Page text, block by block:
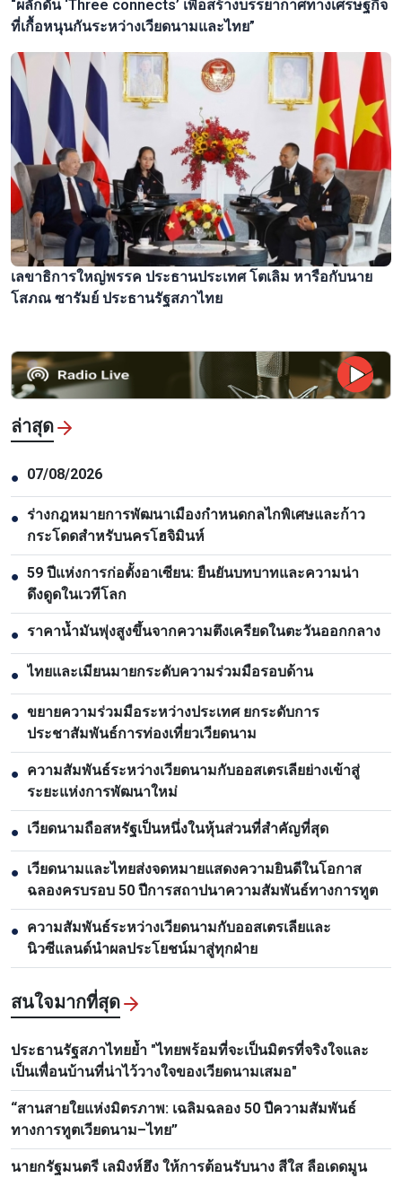
“ผลักดัน ‘Three connects’ เพื่อสร้างบรรยากาศทางเศรษฐกิจ
ที่เกื้อหนุนกันระหว่างเวียดนามและไทย”
เลขาธิการใหญ่พรรค ประธานประเทศ โตเลิม หารือกับนาย
โสภณ ซารัมย์ ประธานรัฐสภาไทย
ล่าสุด
● 07/08/2026
● ร่างกฎหมายการพัฒนาเมืองกำหนดกลไกพิเศษและก้าว
กระโดดสำหรับนครโฮจิมินห์
● 59 ปีแห่งการก่อตั้งอาเซียน: ยืนยันบทบาทและความน่า
ดึงดูดในเวทีโลก
● ราคาน้ำมันพุ่งสูงขึ้นจากความตึงเครียดในตะวันออกกลาง
● ไทยและเมียนมายกระดับความร่วมมือรอบด้าน
● ขยายความร่วมมือระหว่างประเทศ ยกระดับการ
ประชาสัมพันธ์การท่องเที่ยวเวียดนาม
● ความสัมพันธ์ระหว่างเวียดนามกับออสเตรเลียย่างเข้าสู่
ระยะแห่งการพัฒนาใหม่
● เวียดนามถือสหรัฐเป็นหนึ่งในหุ้นส่วนที่สำคัญที่สุด
● เวียดนามและไทยส่งจดหมายแสดงความยินดีในโอกาส
ฉลองครบรอบ 50 ปีการสถาปนาความสัมพันธ์ทางการทูต
● ความสัมพันธ์ระหว่างเวียดนามกับออสเตรเลียและ
นิวซีแลนด์นำผลประโยชน์มาสู่ทุกฝ่าย
สนใจมากที่สุด
ประธานรัฐสภาไทยย้ำ "ไทยพร้อมที่จะเป็นมิตรที่จริงใจและ
เป็นเพื่อนบ้านที่น่าไว้วางใจของเวียดนามเสมอ"
“สานสายใยแห่งมิตรภาพ: เฉลิมฉลอง 50 ปีความสัมพันธ์
ทางการทูตเวียดนาม–ไทย”
นายกรัฐมนตรี เลมิงห์ฮึง ให้การต้อนรับนาง สีใส ลือเดดมูน